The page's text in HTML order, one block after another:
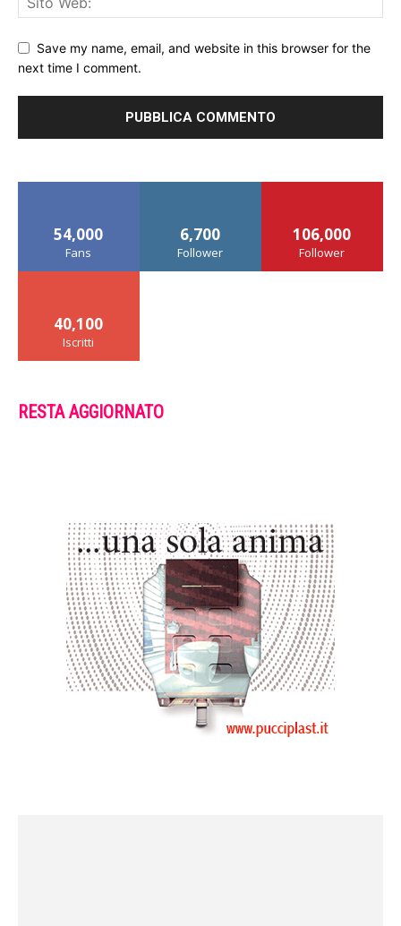
Save my name, email, and website in this browser for the
next time I comment.
54,000
Fans
6,700
Follower
106,000
Follower
40,100
Iscritti
RESTA AGGIORNATO